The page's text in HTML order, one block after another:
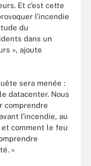
Et c’est cette
l’incendie
du
dans un
», ajoute
sera menée :
datacenter. Nous
comprendre
l’incendie, au
et comment le feu
»